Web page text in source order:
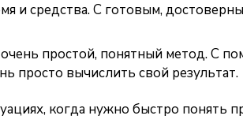
и средства. С готовым,
простой, понятный метод. С
просто вычислить свой результат.
когда нужно быстро понять